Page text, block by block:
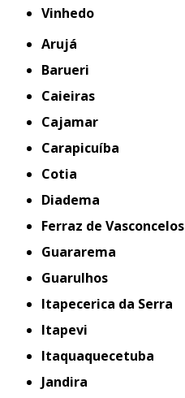
Vinhedo
Arujá
Barueri
Caieiras
Cajamar
Carapicuíba
Cotia
Diadema
Ferraz de Vasconcelos
Guararema
Guarulhos
Itapecerica da Serra
Itapevi
Itaquaquecetuba
Jandira